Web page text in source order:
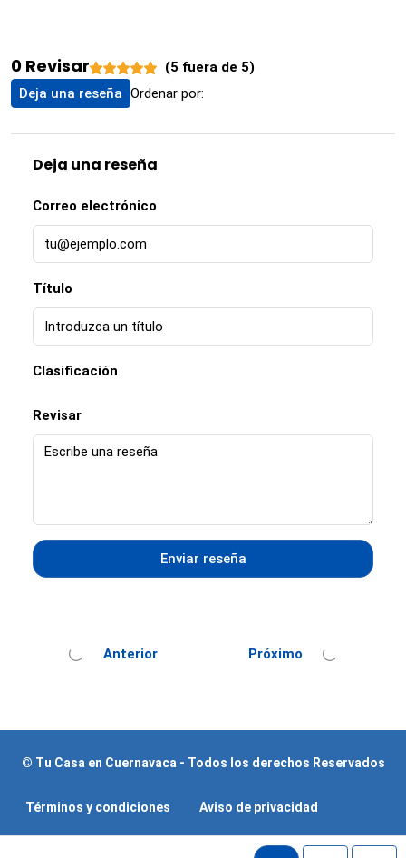
0 Revisar (5 fuera de 5)
Ordenar por:
Deja una reseña
Deja una reseña
Correo electrónico
Título
Clasificación
Revisar
Enviar reseña
Anterior Próximo
© Tu Casa en Cuernavaca - Todos los derechos Reservados
Términos y condiciones Aviso de privacidad